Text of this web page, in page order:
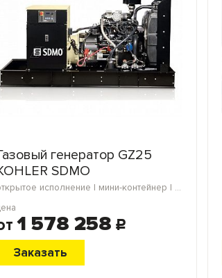
генератор GZ25
SDMO
открытое исполнение | мини-контейнер | в кожухе | блок-контейнер | морской контейнер
1 578 258 c
Заказать